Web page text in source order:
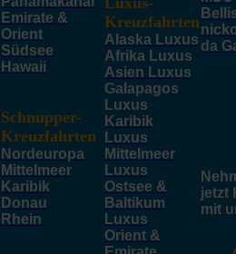
Emirate &
Orient
Südsee
Hawaii
Schnupper-
Kreuzfahrten
Nordeuropa
Mittelmeer
Karibik
Donau
Rhein
Kreuzfahrten
Alaska Luxus
Afrika Luxus
Asien Luxus
Galapagos
Luxus
Karibik
Luxus
Mittelmeer
Luxus
Ostsee &
Baltikum
Luxus
Orient &
da
jetzt
mit